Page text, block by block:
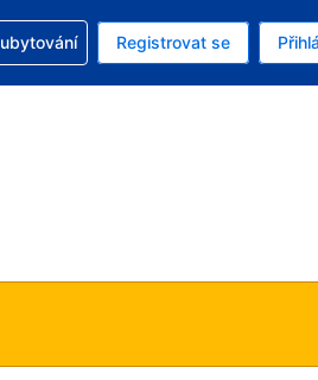
měna: Americký dolar
zvolený jazyk: V češtině
Registrovat se